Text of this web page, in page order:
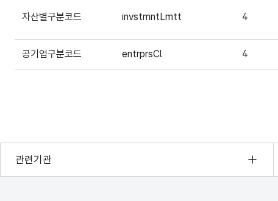
자산별구분코드 invstmntLmtt 4
공기업구분코드 entrprsCl 4
관련기관
행정안전부
한국지능정보사회진흥원